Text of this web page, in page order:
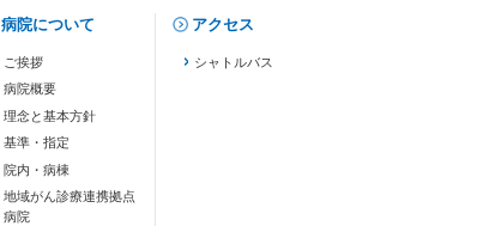
病院について
ご挨拶
病院概要
理念と基本方針
基準・指定
院内・病棟
地域がん診療連携拠点
病院
アクセス
シャトルバス